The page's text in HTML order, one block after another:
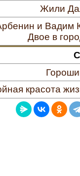
Жили
и Вадим
Двое в
красота